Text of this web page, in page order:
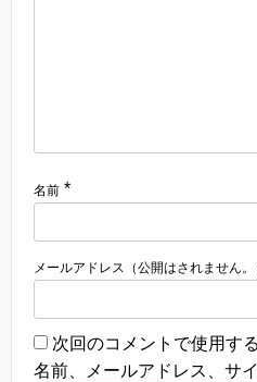
名前 *
メールアドレス（公開はされません。
次回のコメントで使用す
名前、メールアドレス、サ